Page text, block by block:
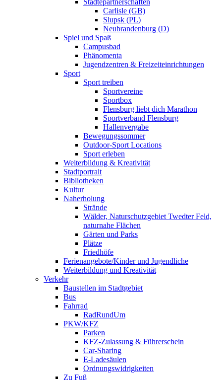
Städtepartnerschaften
Carlisle (GB)
Slupsk (PL)
Neubrandenburg (D)
Spiel und Spaß
Campusbad
Phänomenta
Jugendzentren & Freizeiteinrichtungen
Sport
Sport treiben
Sportvereine
Sportbox
Flensburg liebt dich Marathon
Sportverband Flensburg
Hallenvergabe
Bewegungssommer
Outdoor-Sport Locations
Sport erleben
Weiterbildung & Kreativität
Stadtportrait
Bibliotheken
Kultur
Naherholung
Strände
Wälder, Naturschutzgebiet Twedter Feld,
naturnahe Flächen
Gärten und Parks
Plätze
Friedhöfe
Ferienangebote/Kinder und Jugendliche
Weiterbildung und Kreativität
Verkehr
Baustellen im Stadtgebiet
Bus
Fahrrad
RadRundUm
PKW/KFZ
Parken
KFZ-Zulassung & Führerschein
Car-Sharing
E-Ladesäulen
Ordnungswidrigkeiten
Zu Fuß